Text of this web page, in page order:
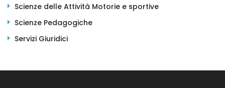
Scienze delle Attività Motorie e sportive
Scienze Pedagogiche
Servizi Giuridici